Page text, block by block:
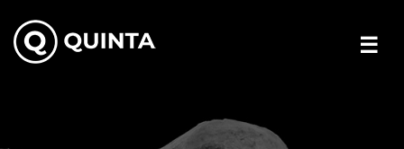
content